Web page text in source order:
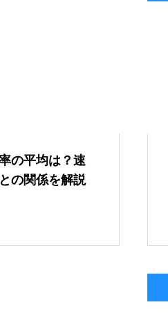
の平均は？速
の関係を解説